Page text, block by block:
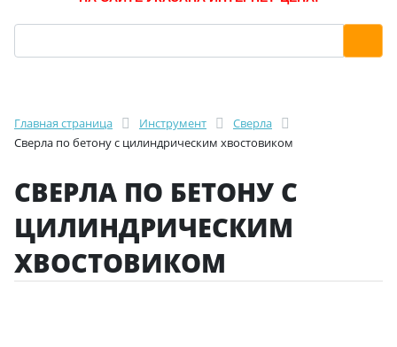
Главная страница Инструмент
Сверла
Сверла по бетону с цилиндрическим хвостовиком
СВЕРЛА ПО БЕТОНУ С
ЦИЛИНДРИЧЕСКИМ
ХВОСТОВИКОМ